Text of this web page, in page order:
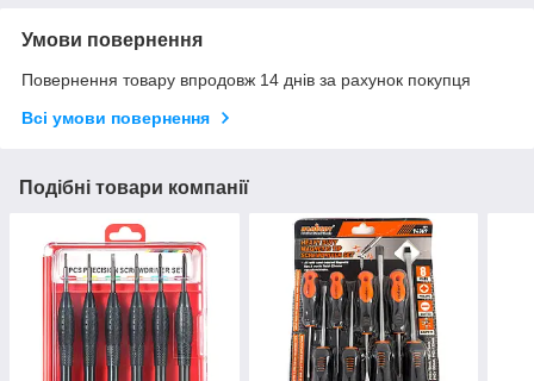
Умови повернення
Повернення товару впродовж 14 днів за рахунок покупця
Всі умови повернення
Подібні товари компанії